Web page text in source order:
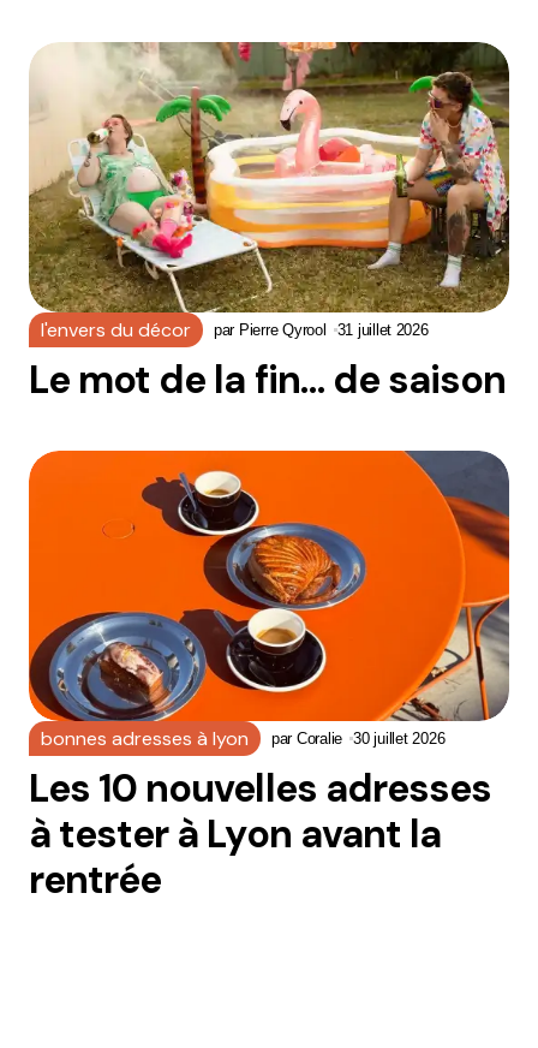
l'envers du décor par Pierre Qyrool 31 juillet 2026
Le mot de la fin… de saison
bonnes adresses à lyon par Coralie 30 juillet 2026
Les 10 nouvelles adresses
à tester à Lyon avant la
rentrée